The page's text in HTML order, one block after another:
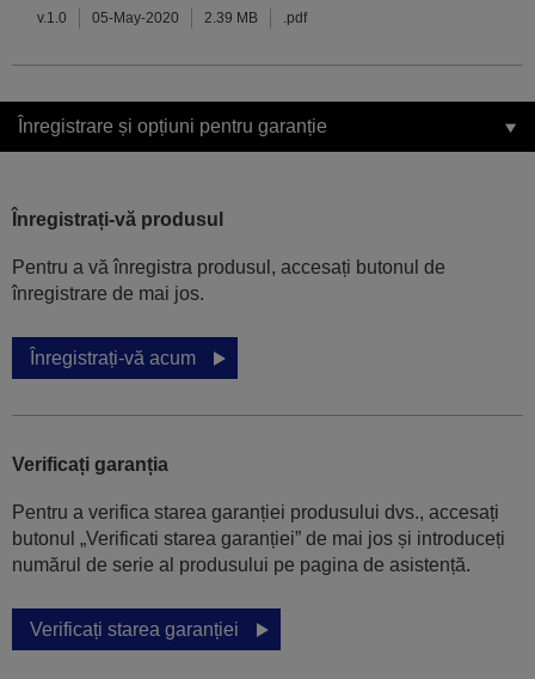
v.1.0 05-May-2020 2.39 MB .pdf
Înregistrare și opțiuni pentru garanție
Înregistrați-vă produsul
Pentru a vă înregistra produsul, accesați butonul de
înregistrare de mai jos.
Înregistrați-vă acum
Verificați garanția
Pentru a verifica starea garanției produsului dvs., accesați
butonul „Verificati starea garanției” de mai jos și introduceți
numărul de serie al produsului pe pagina de asistență.
Verificați starea garanției